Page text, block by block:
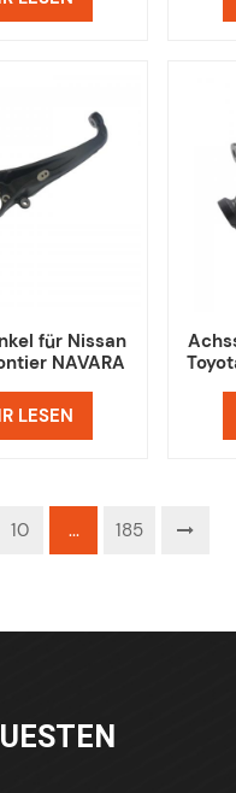
für Nissan
NAVARA
LESEN
10 ... 185